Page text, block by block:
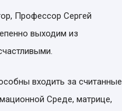
Профессор Сергей
выходим из
входить за считанные
Среде, матрице,